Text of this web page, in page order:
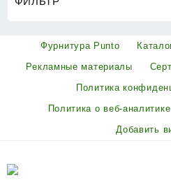
Фурнитура Punto
Рекламные материалы
Политика
Политика о веб-
Добавить